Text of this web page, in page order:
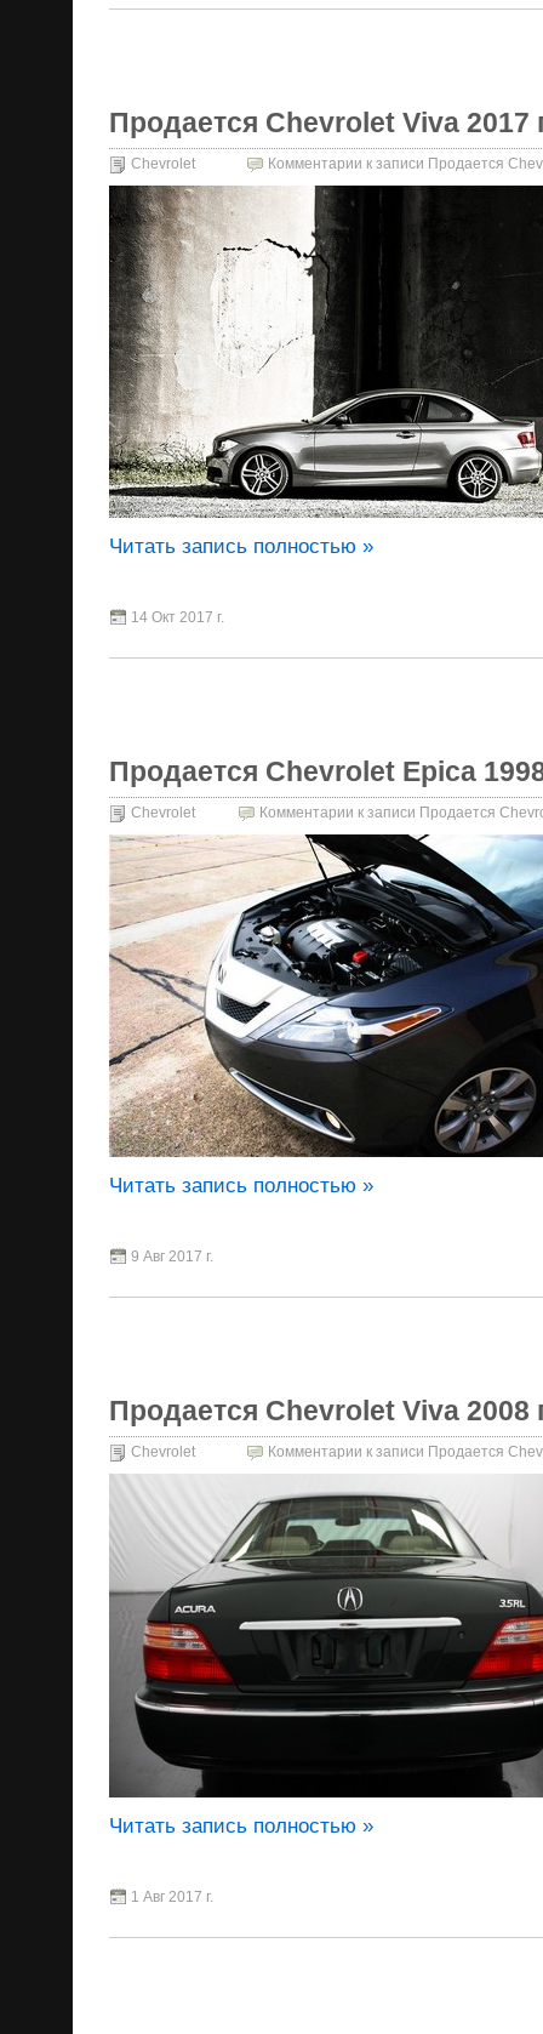
Продается Chevrolet Viva 2017
Chevrolet Комментарии к записи Продается
Читать запись полностью »
14 Окт 2017 г.
Продается Chevrolet Epica
Chevrolet Комментарии к записи Продается
Читать запись полностью »
9 Авг 2017 г.
Продается Chevrolet Viva 2008
Chevrolet Комментарии к записи Продается
Читать запись полностью »
1 Авг 2017 г.